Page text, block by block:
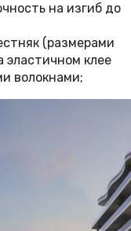
на изгиб до
(размерами
клее
волокнами;